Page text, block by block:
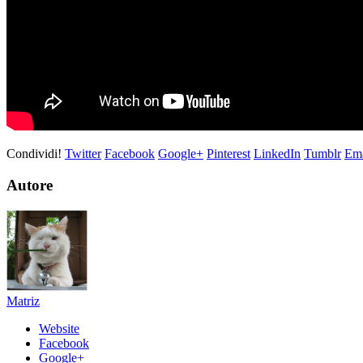
Condividi! Twitter Facebook Google+ Pinterest LinkedIn Tumblr
Autore
Matriz
Website
Facebook
Google+